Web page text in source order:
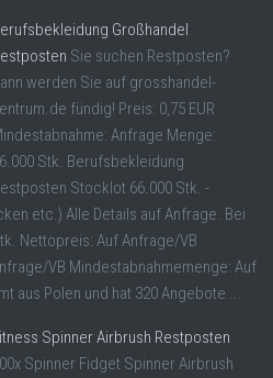
Großhandel
Sie suchen Restposten?
werden Sie auf grosshandel-
fündig! Preis: 0,75 EUR
Anfrage Menge:
Stk. Berufsbekleidung
Stocklot 66.000 Stk. -
etc.) Alle Details auf Anfrage. Bei
Nettopreis: Auf Anfrage/VB
VB Mindestabnahmemenge: Auf
aus Polen und hat 320 Angebote ...
Spinner Airbrush Restposten
Spinner Fidget Spinner Airbrush